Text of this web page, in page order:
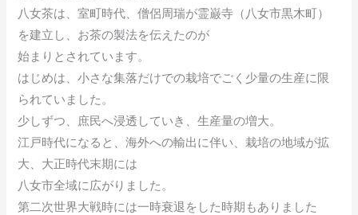
八女茶は、室町時代、僧侶周瑞が霊巌寺（八女市黒木町）
を建立し、お茶の製法を伝えたのが
始まりとされています。
はじめは、小さな集落だけでの栽培でごく少量の生産に限
られていました。
少しずつ、庶民へ浸透していき、生産量の増大。
江戸時代になると、海外への輸出に伴い、栽培の地域が拡
大、大正時代末期には
八女市全域に広がりました。
第二次世界大戦時には一時衰退をした時期もありました